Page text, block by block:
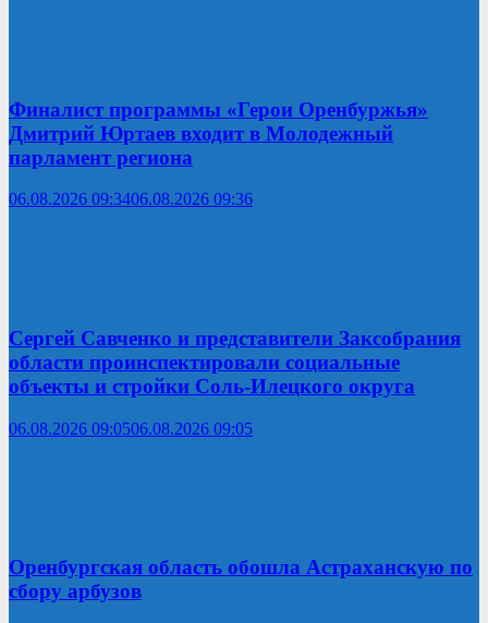
Финалист программы «Герои Оренбуржья»
Дмитрий Юртаев входит в Молодежный
парламент региона
06.08.2026 09:3406.08.2026 09:36
Сергей Савченко и представители Заксобрания
области проинспектировали социальные
объекты и стройки Соль-Илецкого округа
06.08.2026 09:0506.08.2026 09:05
Оренбургская область обошла Астраханскую по
сбору арбузов